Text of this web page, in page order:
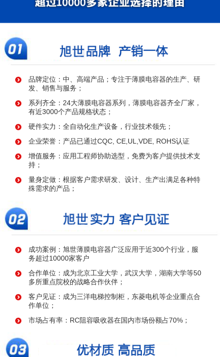
品牌定位：中、高端产品；专注于薄膜电容器的生产、研
发、销售与服务；
系列齐全：24大薄膜电容器系列，薄膜电容器齐全厂家，
有近3000个产品规格状态；
硬件实力：全自动化生产设备，行业技术领先；
企业荣誉：产品已通过CQC, CE,UL,VDE, ROHS认证
增值服务：应用工程师协助选型，免费为客户提供技术支
持；
量身定做：根据客户需求研发、设计、生产出满足各种特
殊需求的产品；
成功案例：旭世薄膜电容器广泛应用于近300个行业，服
务超过10000家客户
合作单位：成为北京工业大学，武汉大学，湖南大学等50
多所重点院校的战略合作伙伴；
客户见证：成为三洋电梯控制柜，东菱电机等企业重点合
作单位；
市场占有率：RC阻容吸收器在国内市场份额占70%；